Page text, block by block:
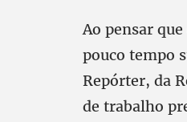
Ao pensar
pouco tempo
Repórter, da
de trabalho